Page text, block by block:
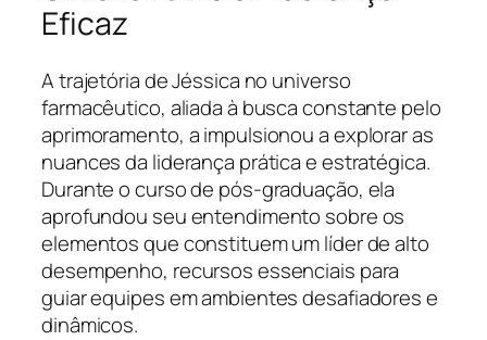
Eficaz
A trajetória de Jéssica no universo
farmacêutico, aliada à busca constante pelo
aprimoramento, a impulsionou a explorar as
nuances da liderança prática e estratégica.
Durante o curso de pós-graduação, ela
aprofundou seu entendimento sobre os
elementos que constituem um líder de alto
desempenho, recursos essenciais para
guiar equipes em ambientes desafiadores e
dinâmicos.